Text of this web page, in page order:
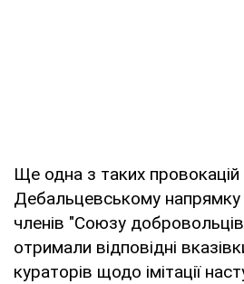
Ще одна з таких провокацій
Дебальцевському напрямку
членів "Союзу
отримали відповідні
кураторів щодо імітації